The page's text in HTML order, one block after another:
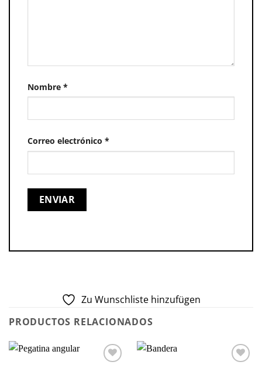
Nombre *
Correo electrónico *
Zu Wunschliste hinzufügen
PRODUCTOS RELACIONADOS